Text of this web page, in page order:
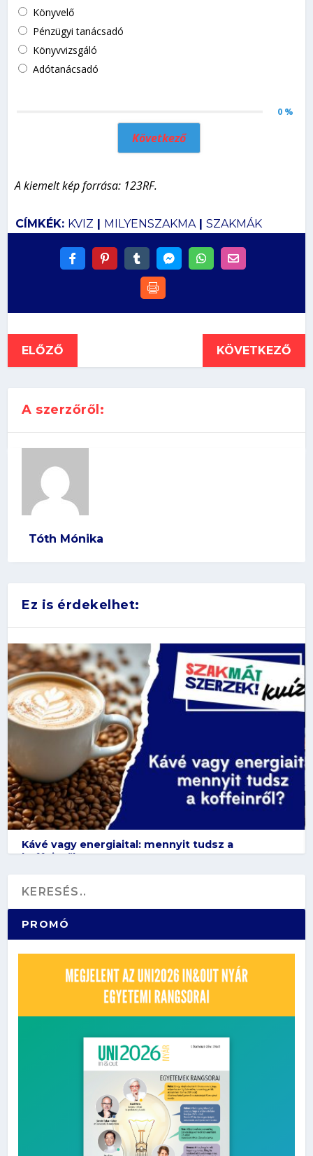
Könyvelő
Pénzügyi tanácsadó
Könyvvizsgáló
Adótanácsadó
0 %
Következő
A kiemelt kép forrása: 123RF.
CÍMKÉK: KVIZ | MILYENSZAKMA| SZAKMÁK
ELŐZŐ KÖVETKEZŐ
A szerzőről:
Tóth Mónika
Ez is érdekelhet:
a Webfejlesztő: kreativitás az online
PROMÓ